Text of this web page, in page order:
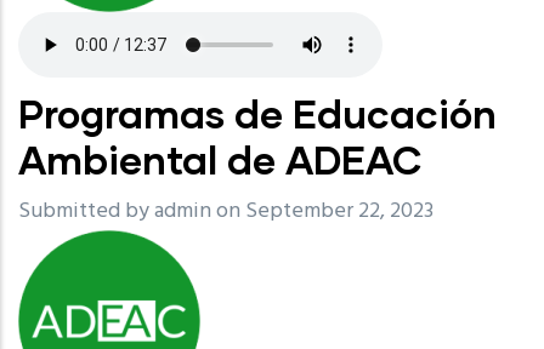
Programas de Educación
Ambiental de ADEAC
Submitted byadminon September 22, 2023